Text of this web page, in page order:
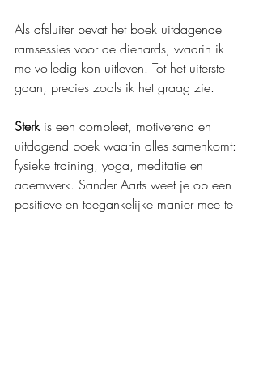
Als afsluiter bevat het boek uitdagende
ramsessies voor de diehards, waarin ik
me volledig kon uitleven. Tot het uiterste
gaan, precies zoals ik het graag zie.
Sterk is een compleet, motiverend en
uitdagend boek waarin alles samenkomt:
fysieke training, yoga, meditatie en
ademwerk. Sander Aarts weet je op een
positieve en toegankelijke manier mee te